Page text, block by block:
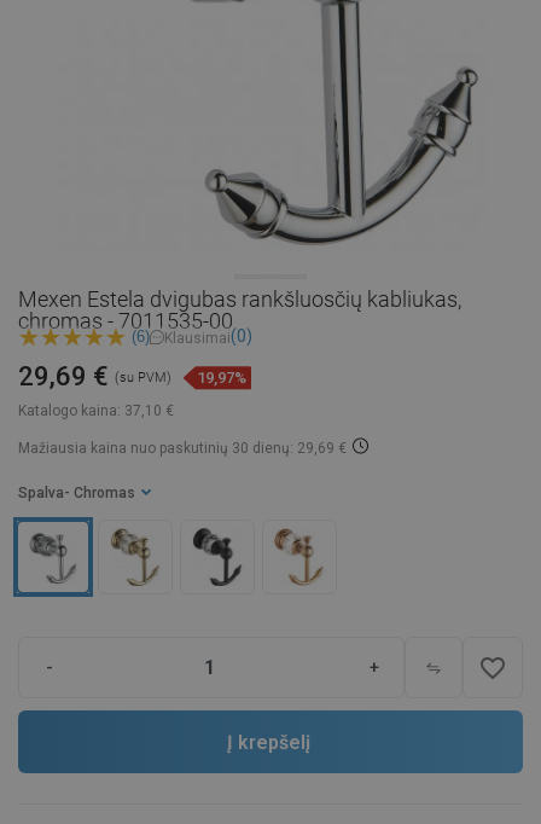
Mexen Estela dvigubas rankšluosčių kabliukas,
chromas - 7011535-00
(6) Klausimai(0)
Katalogo kaina: 37,10 €
29,69 € (su PVM) 19,97%
Mažiausia kaina nuo paskutinių 30 dienų: 29,69 €
Spalva - Chromas
- + favorite_border
Į krepšelį